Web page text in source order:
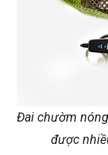
Đai chườm
được